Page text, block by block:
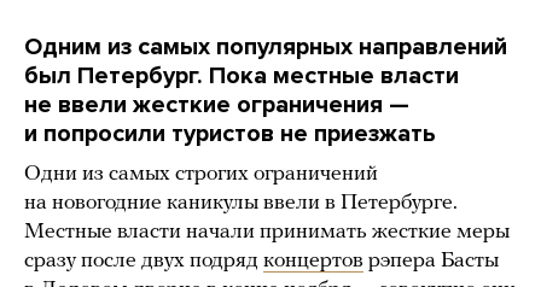
Одним из самых популярных направлений
был Петербург. Пока местные власти
не ввели жесткие ограничения —
и попросили туристов не приезжать
Одни из самых строгих ограничений
на новогодние каникулы ввели в Петербурге.
Местные власти начали принимать жесткие меры
сразу после двух подряд концертов рэпера Басты